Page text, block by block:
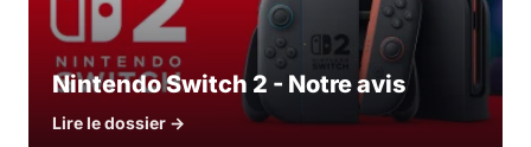
Nintendo Switch 2 - Notre avis
Lire le dossier →